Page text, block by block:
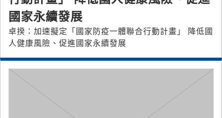
國家永續發展
卓揆：加速擬定「國家防疫一體聯合行動計畫」 降低國
人健康風險、促進國家永續發展